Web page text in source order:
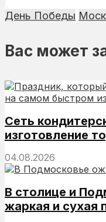
День Победы
Вас может
Сеть
изготовление
04.08.2026
В столице и
жаркая и сухая